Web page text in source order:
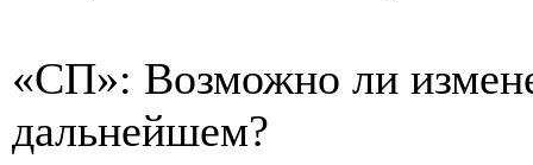
«СП»: Возможно ли
дальнейшем?